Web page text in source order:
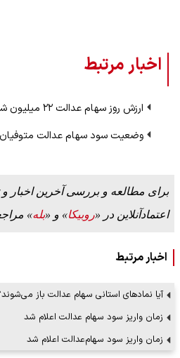
اخبار مرتبط
ارزش روز سهام عدالت ۲۲ میلیون شد
وضعیت سود سهام عدالت
برای مطالعه و بررسی آخرین اخبار و
اعتمادآنلاین در «روبیکا» و «بله»
اخبار مرتبط
آیا نمادهای استانی سهام عدالت باز
زمان واریز سود سهام عدالت اعلام شد
زمان واریز سود سهام‌عدالت اعلام شد